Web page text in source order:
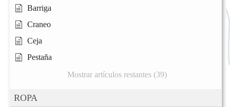
Barriga
Craneo
Ceja
Pestaña
Mostrar artículos restantes (39)
ROPA